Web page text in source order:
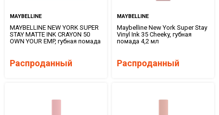
MAYBELLINE
MAYBELLINE NEW YORK SUPER
STAY MATTE INK CRAYON 50
OWN YOUR EMP, губная помада
Распроданный
MAYBELLINE
Maybelline New York Super Stay
Vinyl Ink 35 Cheeky, губная
помада 4,2 мл
Распроданный